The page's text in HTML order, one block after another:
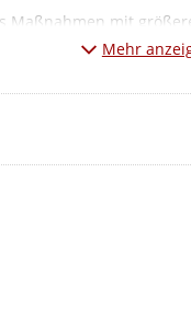
Maßnahmen mit
abgewickelt
Mehr